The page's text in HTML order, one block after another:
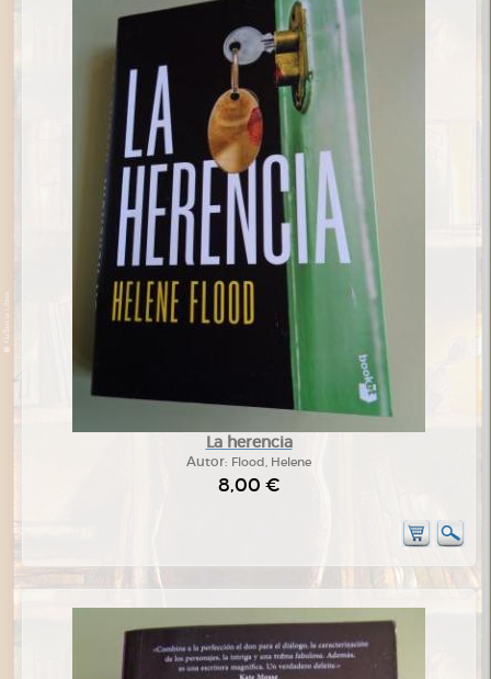
La herencia
Autor: Flood, Helene
8,00 €